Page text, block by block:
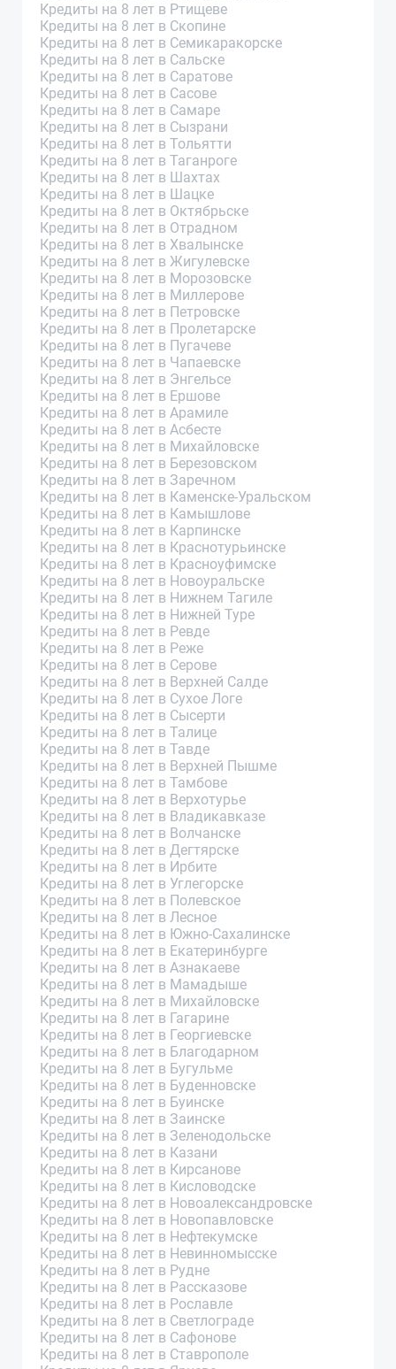
Кредиты на 8 лет в Ртищеве
Кредиты на 8 лет в Скопине
Кредиты на 8 лет в Семикаракорске
Кредиты на 8 лет в Сальске
Кредиты на 8 лет в Саратове
Кредиты на 8 лет в Сасове
Кредиты на 8 лет в Самаре
Кредиты на 8 лет в Сызрани
Кредиты на 8 лет в Тольятти
Кредиты на 8 лет в Таганроге
Кредиты на 8 лет в Шахтах
Кредиты на 8 лет в Шацке
Кредиты на 8 лет в Октябрьске
Кредиты на 8 лет в Отрадном
Кредиты на 8 лет в Хвалынске
Кредиты на 8 лет в Жигулевске
Кредиты на 8 лет в Морозовске
Кредиты на 8 лет в Миллерове
Кредиты на 8 лет в Петровске
Кредиты на 8 лет в Пролетарске
Кредиты на 8 лет в Пугачеве
Кредиты на 8 лет в Чапаевске
Кредиты на 8 лет в Энгельсе
Кредиты на 8 лет в Ершове
Кредиты на 8 лет в Арамиле
Кредиты на 8 лет в Асбесте
Кредиты на 8 лет в Михайловске
Кредиты на 8 лет в Березовском
Кредиты на 8 лет в Заречном
Кредиты на 8 лет в Каменске-Уральском
Кредиты на 8 лет в Камышлове
Кредиты на 8 лет в Карпинске
Кредиты на 8 лет в Краснотурьинске
Кредиты на 8 лет в Красноуфимске
Кредиты на 8 лет в Новоуральске
Кредиты на 8 лет в Нижнем Тагиле
Кредиты на 8 лет в Нижней Туре
Кредиты на 8 лет в Ревде
Кредиты на 8 лет в Реже
Кредиты на 8 лет в Серове
Кредиты на 8 лет в Верхней Салде
Кредиты на 8 лет в Сухое Логе
Кредиты на 8 лет в Сысерти
Кредиты на 8 лет в Талице
Кредиты на 8 лет в Тавде
Кредиты на 8 лет в Верхней Пышме
Кредиты на 8 лет в Тамбове
Кредиты на 8 лет в Верхотурье
Кредиты на 8 лет в Владикавказе
Кредиты на 8 лет в Волчанске
Кредиты на 8 лет в Дегтярске
Кредиты на 8 лет в Ирбите
Кредиты на 8 лет в Углегорске
Кредиты на 8 лет в Полевское
Кредиты на 8 лет в Лесное
Кредиты на 8 лет в Южно-Сахалинске
Кредиты на 8 лет в Екатеринбурге
Кредиты на 8 лет в Азнакаеве
Кредиты на 8 лет в Мамадыше
Кредиты на 8 лет в Михайловске
Кредиты на 8 лет в Гагарине
Кредиты на 8 лет в Георгиевске
Кредиты на 8 лет в Благодарном
Кредиты на 8 лет в Бугульме
Кредиты на 8 лет в Буденновске
Кредиты на 8 лет в Буинске
Кредиты на 8 лет в Заинске
Кредиты на 8 лет в Зеленодольске
Кредиты на 8 лет в Казани
Кредиты на 8 лет в Кирсанове
Кредиты на 8 лет в Кисловодске
Кредиты на 8 лет в Новоалександровске
Кредиты на 8 лет в Новопавловске
Кредиты на 8 лет в Нефтекумске
Кредиты на 8 лет в Невинномысске
Кредиты на 8 лет в Рудне
Кредиты на 8 лет в Рассказове
Кредиты на 8 лет в Рославле
Кредиты на 8 лет в Светлограде
Кредиты на 8 лет в Сафонове
Кредиты на 8 лет в Ставрополе